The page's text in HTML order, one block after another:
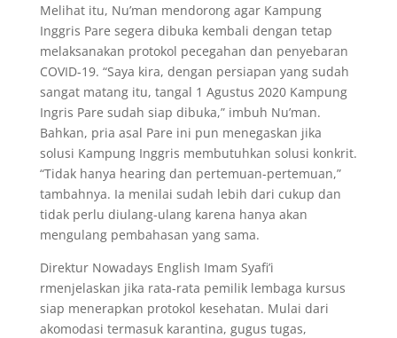
Melihat itu, Nu’man mendorong agar Kampung
Inggris Pare segera dibuka kembali dengan tetap
melaksanakan protokol pecegahan dan penyebaran
COVID-19. “Saya kira, dengan persiapan yang sudah
sangat matang itu, tangal 1 Agustus 2020 Kampung
Ingris Pare sudah siap dibuka,” imbuh Nu’man.
Bahkan, pria asal Pare ini pun menegaskan jika
solusi Kampung Inggris membutuhkan solusi konkrit.
“Tidak hanya hearing dan pertemuan-pertemuan,”
tambahnya. Ia menilai sudah lebih dari cukup dan
tidak perlu diulang-ulang karena hanya akan
mengulang pembahasan yang sama.
Direktur Nowadays English Imam Syafi’i
rmenjelaskan jika rata-rata pemilik lembaga kursus
siap menerapkan protokol kesehatan. Mulai dari
akomodasi termasuk karantina, gugus tugas,